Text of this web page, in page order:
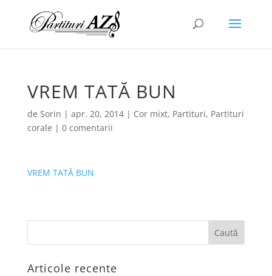
VREM TATĂ BUN
de Sorin | apr. 20, 2014| Cor mixt, Partituri, Partituri
corale | 0 comentarii
VREM TATĂ BUN
Articole recente